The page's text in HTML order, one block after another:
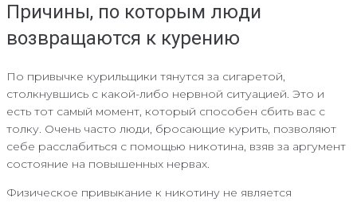
Причины, по которым люди
возвращаются к курению
По привычке курильщики тянутся за сигаретой,
столкнувшись с какой-либо нервной ситуацией. Это и
есть тот самый момент, который способен сбить вас с
толку. Очень часто люди, бросающие курить, позволяют
себе расслабиться с помощью никотина, взяв за аргумент
состояние на повышенных нервах.
Физическое привыкание к никотину не является